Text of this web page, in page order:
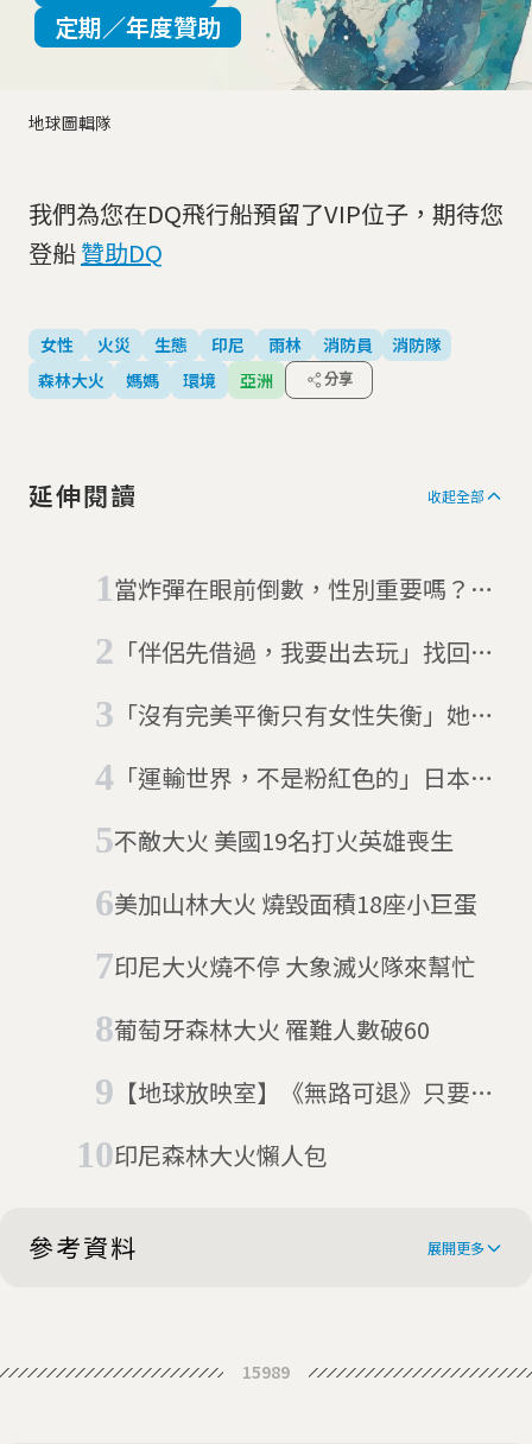
地球圖輯隊
定期／年度贊助
我們為您在DQ飛行船預留了VIP位子，期待您
登船贊助DQ
女性 火災 生態 印尼 雨林 消防員
消防隊
森林大火
媽媽 環境 亞洲 分享
延伸閱讀 收起全部
當炸彈在眼前倒數，性別重要嗎？利
「伴侶先借過，我要出去玩」找回人
「沒有完美平衡只有女性失衡」她們
面？
「運輸世界，不是粉紅色的」日本卡
不敵大火 美國19名打火英雄喪生
美加山林大火 燒毀面積18座小巨蛋
印尼大火燒不停 大象滅火隊來幫忙
葡萄牙森林大火 罹難人數破60
【地球放映室】《無路可退》只要和
印尼森林大火懶人包
參考資料 展開更多
Indonesia's peatland fires
15989